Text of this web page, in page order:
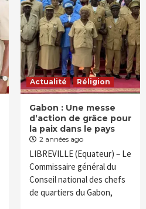
Actualité Réligion
Gabon : Une messe
d’action de grâce pour
la paix dans le pays
2 années ago
LIBREVILLE (Equateur) – Le
Commissaire général du
Conseil national des chefs
de quartiers du Gabon,